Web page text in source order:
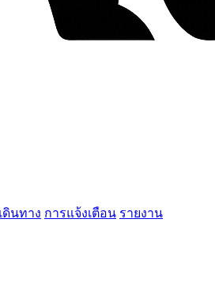
ดินทาง การแจ้งเตือน รายงาน